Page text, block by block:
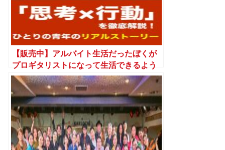
【販売中】アルバイト生活だったぼくが
プロギタリストになって生活できるよう
になった話